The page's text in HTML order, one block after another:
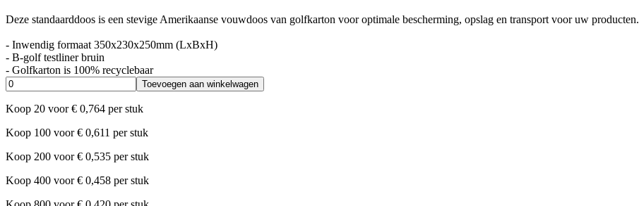
Deze standaarddoos is een stevige Amerikaanse vouwdoos van golfkarton voor optimale bescherming, opslag en transport voor uw producten.
- Inwendig formaat 350x230x250mm (LxBxH)
- B-golf testliner bruin
- Golfkarton is 100% recyclebaar
Toevoegen aan winkelwagen
Koop 20 voor € 0,764 per stuk
Koop 100 voor € 0,611 per stuk
Koop 200 voor € 0,535 per stuk
Koop 400 voor € 0,458 per stuk